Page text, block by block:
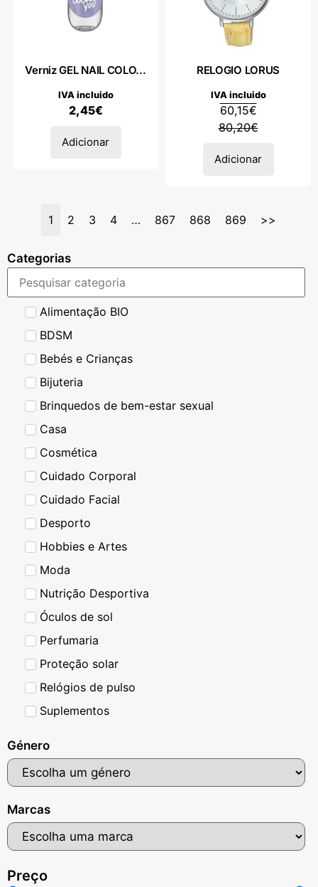
Categorias
Alimentação BIO
BDSM
Bebés e Crianças
Bijuteria
Brinquedos de bem-estar sexual
Casa
Cosmética
Cuidado Corporal
Cuidado Facial
Desporto
Hobbies e Artes
Moda
Nutrição Desportiva
Óculos de sol
Perfumaria
Proteção solar
Relógios de pulso
Suplementos
Género
Marcas
Preço
Verniz GEL NAIL COLO...
2,45€
IVA incluido
Adicionar
RELOGIO LORUS
80,20€
60,15€
IVA incluido
Adicionar
1 2 3 4 … 867 868 869 >>